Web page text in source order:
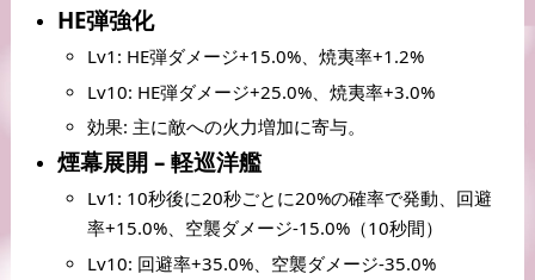
HE弾強化
Lv1: HE弾ダメージ+15.0%、焼夷率+1.2%
Lv10: HE弾ダメージ+25.0%、焼夷率+3.0%
効果: 主に敵への火力増加に寄与。
煙幕展開 – 軽巡洋艦
Lv1: 10秒後に20秒ごとに20%の確率で発動、回避
率+15.0%、空襲ダメージ-15.0%（10秒間）
Lv10: 回避率+35.0%、空襲ダメージ-35.0%